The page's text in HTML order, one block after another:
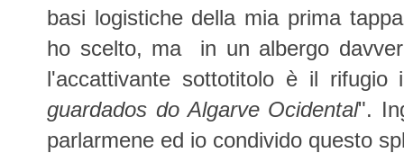
basi logistiche della mia prima
ho scelto, ma in un albergo
l'accattivante sottotitolo è il rifugio
guardados do Algarve Ocidental".
parlarmene ed io condivido questo